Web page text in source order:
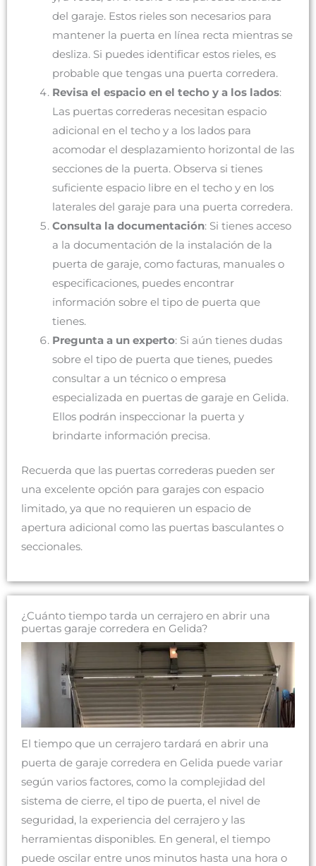
del garaje. Estos rieles son necesarios para
mantener la puerta en línea recta mientras se
desliza. Si puedes identificar estos rieles, es
probable que tengas una puerta corredera.
Revisa el espacio en el techo y a los lados:
Las puertas correderas necesitan espacio
adicional en el techo y a los lados para
acomodar el desplazamiento horizontal de las
secciones de la puerta. Observa si tienes
suficiente espacio libre en el techo y en los
laterales del garaje para una puerta corredera.
Consulta la documentación: Si tienes acceso
a la documentación de la instalación de la
puerta de garaje, como facturas, manuales o
especificaciones, puedes encontrar
información sobre el tipo de puerta que
tienes.
Pregunta a un experto: Si aún tienes dudas
sobre el tipo de puerta que tienes, puedes
consultar a un técnico o empresa
especializada en puertas de garaje en Gelida.
Ellos podrán inspeccionar la puerta y
brindarte información precisa.
Recuerda que las puertas correderas pueden ser
una excelente opción para garajes con espacio
limitado, ya que no requieren un espacio de
apertura adicional como las puertas basculantes o
seccionales.
¿Cuánto tiempo tarda un cerrajero en abrir una
puertas garaje corredera en Gelida?
El tiempo que un cerrajero tardará en abrir una
puerta de garaje corredera en Gelida puede variar
según varios factores, como la complejidad del
sistema de cierre, el tipo de puerta, el nivel de
seguridad, la experiencia del cerrajero y las
herramientas disponibles. En general, el tiempo
puede oscilar entre unos minutos hasta una hora o